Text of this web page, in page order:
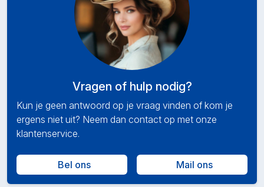
Vragen of hulp nodig?
Kun je geen antwoord op je vraag vinden of kom je
ergens niet uit? Neem dan contact op met onze
klantenservice.
Bel ons Mail ons